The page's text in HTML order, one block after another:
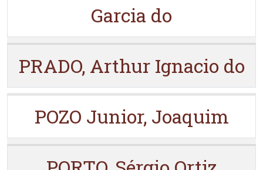
Garcia do
PRADO, Arthur Ignacio do
POZO Junior, Joaquim